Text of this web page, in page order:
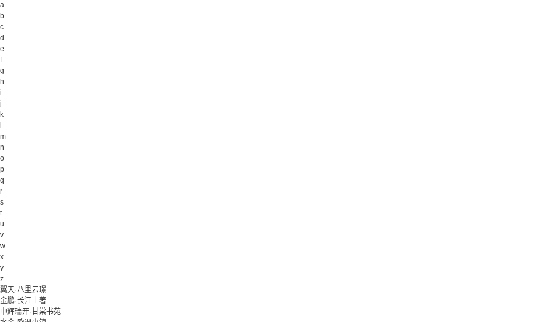
a
b
c
d
e
f
g
h
i
j
k
m
n
o
p
q
r
s
t
u
v
w
x
y
z
翼天·八里云璟
金鹏·长江上著
中辉瑞开·甘棠书苑